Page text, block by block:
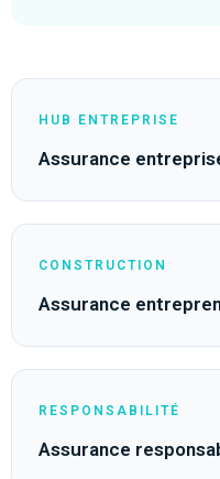
HUB ENTREPRISE
Assurance
CONSTRUCTION
Assurance
RESPONSABILITÉ
Assurance